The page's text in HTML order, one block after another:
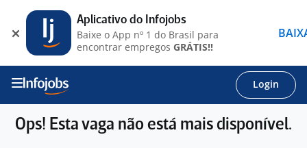
Login
Ops! Esta vaga não está mais disponível.
Aplicativo do Infojobs
Baixe o App nº 1 do Brasil para
encontrar empregos GRÁTIS!!